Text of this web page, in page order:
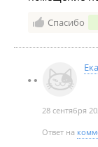
Спасибо
28 сентября
Ответ на